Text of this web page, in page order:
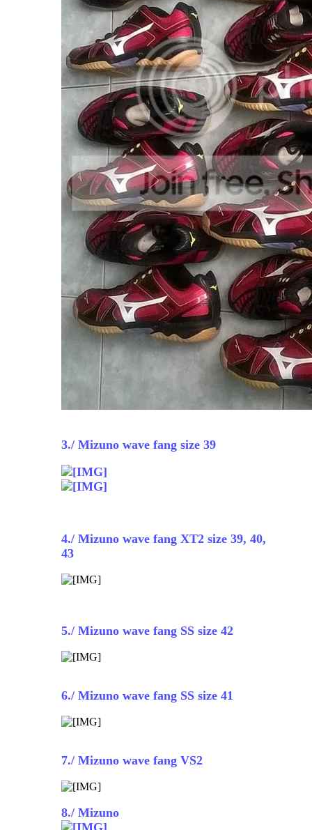
3./ Mizuno wave fang size 39
4./ Mizuno wave fang XT2 size 39, 40,
43
5./ Mizuno wave fang SS size 42
6./ Mizuno wave fang SS size 41
7./ Mizuno wave fang VS2
8./ Mizuno